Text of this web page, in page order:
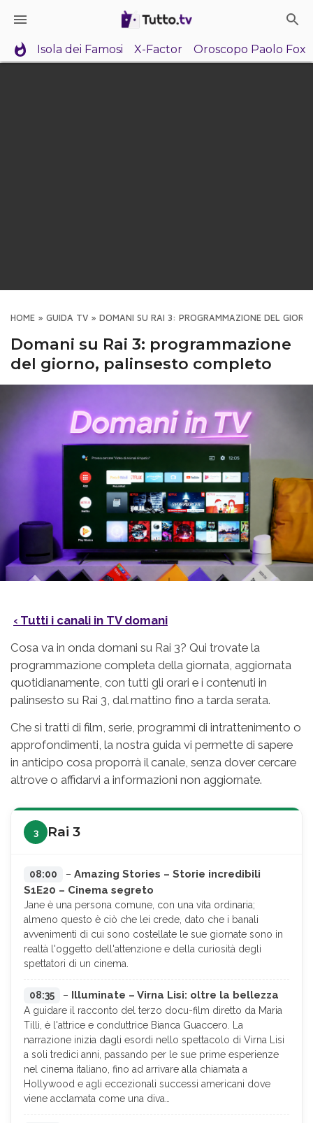
Isola dei Famosi X-Factor Oroscopo Paolo Fox
HOME » GUIDA TV » DOMANI SU RAI 3: PROGRAMMAZIONE DEL
Domani su Rai 3: programmazione
del giorno, palinsesto completo
‹ Tutti i canali in TV domani
Cosa va in onda domani su Rai 3? Qui trovate la
programmazione completa della giornata, aggiornata
quotidianamente, con tutti gli orari e i contenuti in
palinsesto su Rai 3, dal mattino fino a tarda serata.
Che si tratti di film, serie, programmi di intrattenimento o
approfondimenti, la nostra guida vi permette di sapere
in anticipo cosa proporrà il canale, senza dover cercare
altrove o affidarvi a informazioni non aggiornate.
3 Rai 3
08:00 – Amazing Stories – Storie incredibili
S1E20 – Cinema segreto
Jane è una persona comune, con una vita ordinaria;
almeno questo è ciò che lei crede, dato che i banali
avvenimenti di cui sono costellate le sue giornate sono in
realtà l'oggetto dell'attenzione e della curiosità degli
spettatori di un cinema.
08:35 – Illuminate – Virna Lisi: oltre la bellezza
A guidare il racconto del terzo docu-film diretto da Maria
Tilli, è l'attrice e conduttrice Bianca Guaccero. La
narrazione inizia dagli esordi nello spettacolo di Virna Lisi
a soli tredici anni, passando per le sue prime esperienze
nel cinema italiano, fino ad arrivare alla chiamata a
Hollywood e agli eccezionali successi americani dove
viene acclamata come una diva…